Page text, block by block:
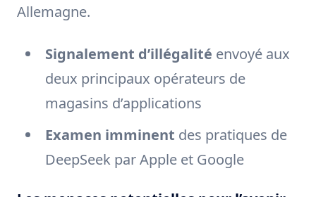
Allemagne.
Signalement d’illégalité envoyé aux
deux principaux opérateurs de
magasins d’applications
Examen imminent des pratiques de
DeepSeek par Apple et Google